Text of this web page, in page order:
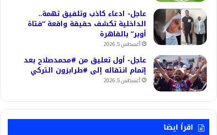
عاجل- ادعاء كاذب وتلفيق تهمة..
الداخلية تكشف حقيقة واقعة “فتاة
أوبر” بالقاهرة
أغسطس 5, 2026
عاجل- أول تعليق من #محمدصلاح بعد
إتمام انتقاله إلى #طرابزون التركي
أغسطس 5, 2026
اقرأ ايضا